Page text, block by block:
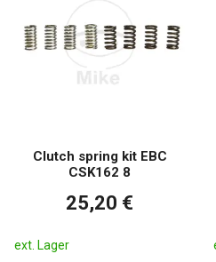
Clutch spring kit EBC
CSK162 8
25,20 €
ext. Lager